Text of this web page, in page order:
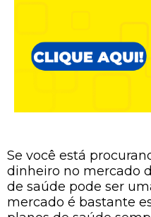
Se você está
dinheiro no mercado
de saúde pode ser
mercado é bastante